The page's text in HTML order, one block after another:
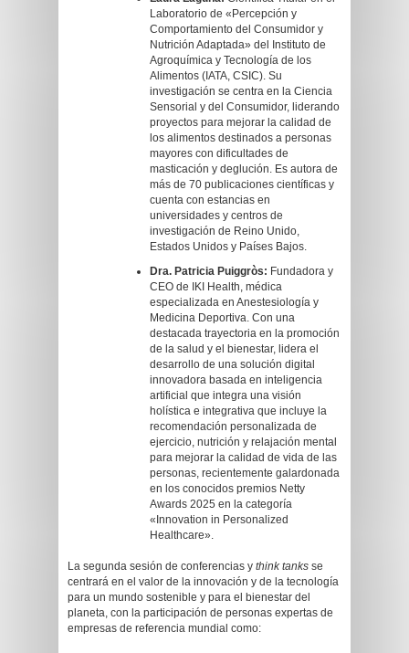
Laboratorio de «Percepción y
Comportamiento del Consumidor y
Nutrición Adaptada» del Instituto de
Agroquímica y Tecnología de los
Alimentos (IATA, CSIC). Su
investigación se centra en la Ciencia
Sensorial y del Consumidor, liderando
proyectos para mejorar la calidad de
los alimentos destinados a personas
mayores con dificultades de
masticación y deglución. Es autora de
más de 70 publicaciones científicas y
cuenta con estancias en
universidades y centros de
investigación de Reino Unido,
Estados Unidos y Países Bajos.
Dra. Patricia Puiggròs: Fundadora y
CEO de IKI Health, médica
especializada en Anestesiología y
Medicina Deportiva. Con una
destacada trayectoria en la promoción
de la salud y el bienestar, lidera el
desarrollo de una solución digital
innovadora basada en inteligencia
artificial que integra una visión
holística e integrativa que incluye la
recomendación personalizada de
ejercicio, nutrición y relajación mental
para mejorar la calidad de vida de las
personas, recientemente galardonada
en los conocidos premios Netty
Awards 2025 en la categoría
«Innovation in Personalized
Healthcare».
La segunda sesión de conferencias y think tanks se
centrará en el valor de la innovación y de la tecnología
para un mundo sostenible y para el bienestar del
planeta, con la participación de personas expertas de
empresas de referencia mundial como: